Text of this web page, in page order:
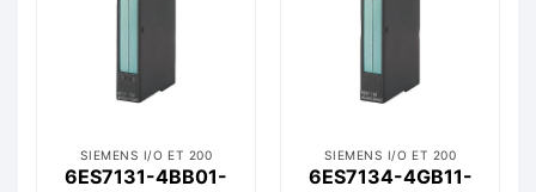
SIEMENS I/O ET 200
6ES7131-4BB01-
SIEMENS I/O ET 200
6ES7134-4GB11-